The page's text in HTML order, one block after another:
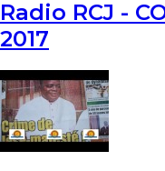
Radio RCJ -
2017